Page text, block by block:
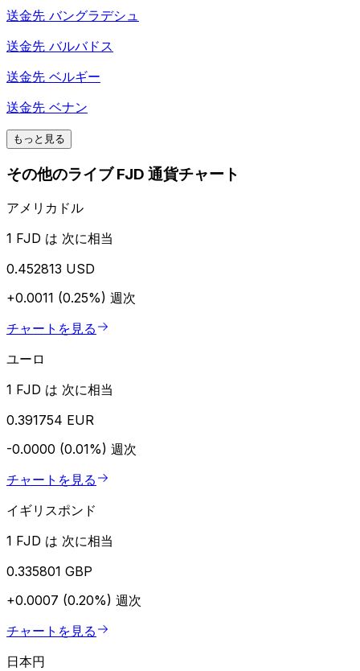
送金先 バングラデシュ
送金先 バルバドス
送金先 ベルギー
送金先 ベナン
もっと見る
その他のライブ FJD 通貨チャート
アメリカドル
1 FJD は 次に相当
0.452813 USD
+0.0011 (0.25%) 週次
チャートを見る
ユーロ
1 FJD は 次に相当
0.391754 EUR
-0.0000 (0.01%) 週次
チャートを見る
イギリスポンド
1 FJD は 次に相当
0.335801 GBP
+0.0007 (0.20%) 週次
チャートを見る
日本円